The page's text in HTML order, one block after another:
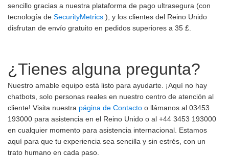
sencillo gracias a nuestra plataforma de pago ultrasegura (con
tecnología de SecurityMetrics ), y los clientes del Reino Unido
disfrutan de envío gratuito en pedidos superiores a 35 £.
¿Tienes alguna pregunta?
Nuestro amable equipo está listo para ayudarte. ¡Aquí no hay
chatbots, solo personas reales en nuestro centro de atención al
cliente! Visita nuestra página de Contacto o llámanos al 03453
193000 para asistencia en el Reino Unido o al +44 3453 193000
en cualquier momento para asistencia internacional. Estamos
aquí para que tu experiencia sea sencilla y sin estrés, con un
trato humano en cada paso.